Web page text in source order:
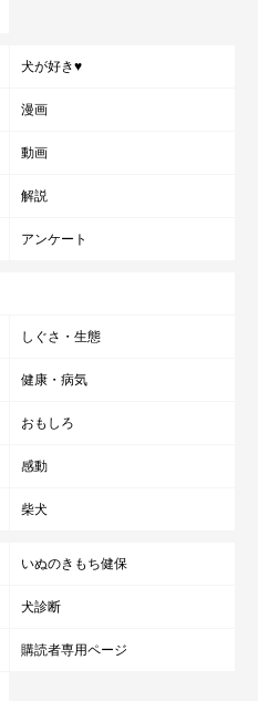
犬が好き♥
漫画
動画
解説
アンケート
しぐさ・生態
健康・病気
おもしろ
感動
柴犬
いぬのきもち健保
犬診断
購読者専用ページ